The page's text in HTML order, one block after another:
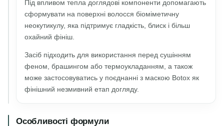
Під впливом тепла доглядові компоненти допомагають
сформувати на поверхні волосся біоміметичну
неокутикулу, яка підтримує гладкість, блиск і більш
охайний фініш.
Засіб підходить для використання перед сушінням
феном, брашингом або термоукладанням, а також
може застосовуватись у поєднанні з маскою Botox як
фінішний незмивний етап догляду.
Особливості формули